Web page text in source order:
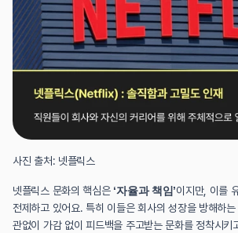
사진 출처: 넷플릭스
넷플릭스 문화의 핵심은 ‘자율과 책임’이지만, 이를
전제하고 있어요. 특히 이들은 회사의 성장을 방해하
관없이 가감 없이 피드백을 주고받는 문화를 정착시키